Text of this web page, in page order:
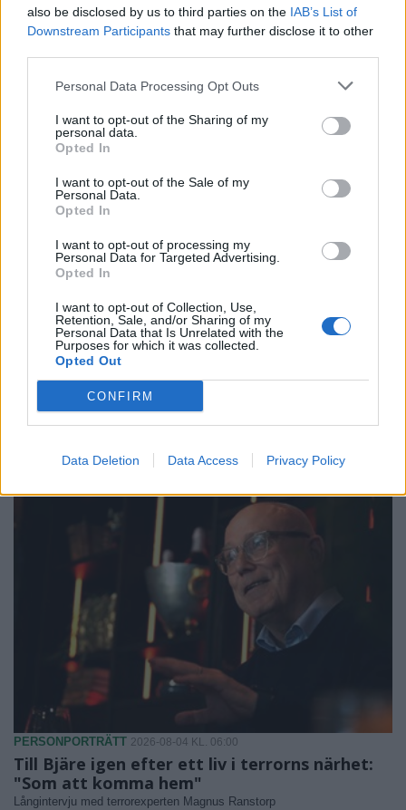
also be disclosed by us to third parties on the IAB’s List of
Downstream Participants that may further disclose it to other
Personal Data Processing Opt Outs
I want to opt-out of the Sharing of my
personal data.
Opted In
I want to opt-out of the Sale of my
Personal Data.
Opted In
I want to opt-out of processing my
Personal Data for Targeted Advertising.
Opted In
I want to opt-out of Collection, Use,
Retention, Sale, and/or Sharing of my
Personal Data that Is Unrelated with the
Purposes for which it was collected.
Opted Out
CONFIRM
Data Deletion Data Access Privacy Policy
BÅSTAD 2026-08-05 KL. 06:00
Båstad Ridklubbs styrelse anmälda till polisen efter att allt sålts av.
BÅSTAD 2026-08-04 KL. 10:56
Ridskolan läggs ned – styrelsen skyller på
kommunen
PERSONPORTRÄTT 2026-08-04 KL. 06:00
Till Bjäre igen efter ett liv i terrorns närhet:
"Som att komma hem"
Långintervju med terrorexperten Magnus Ranstorp